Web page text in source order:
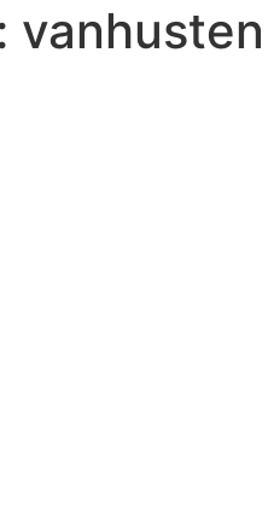
vanhusten